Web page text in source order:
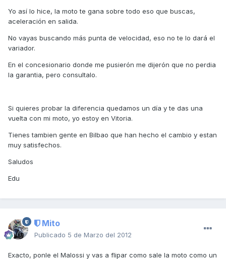
Yo así lo hice, la moto te gana sobre todo eso que buscas,
aceleración en salida.
No vayas buscando más punta de velocidad, eso no te lo dará el
variador.
En el concesionario donde me pusierón me dijerón que no perdia
la garantia, pero consultalo.
Si quieres probar la diferencia quedamos un día y te das una
vuelta con mi moto, yo estoy en Vitoria.
Tienes tambien gente en Bilbao que han hecho el cambio y estan
muy satisfechos.
Saludos
Edu
Mito
Publicado 5 de Marzo del 2012
Exacto, ponle el Malossi y vas a flipar como sale la moto como un